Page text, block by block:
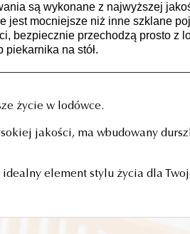
są wykonane z najwyższej
jest mocniejsze niż inne szklane
bezpiecznie przechodzą prosto z
na stół.
życie w lodówce.
jakości, ma wbudowany
element stylu życia dla